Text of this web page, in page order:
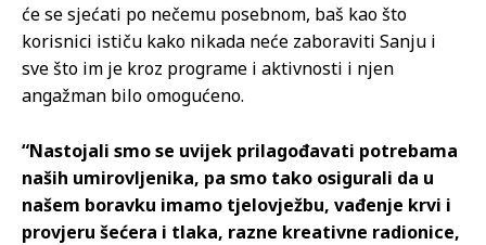
će se sjećati po nečemu posebnom, baš kao što
korisnici ističu kako nikada neće zaboraviti Sanju i
sve što im je kroz programe i aktivnosti i njen
angažman bilo omogućeno.
“Nastojali smo se uvijek prilagođavati potrebama
naših umirovljenika, pa smo tako osigurali da u
našem boravku imamo tjelovježbu, vađenje krvi i
provjeru šećera i tlaka, razne kreativne radionice,